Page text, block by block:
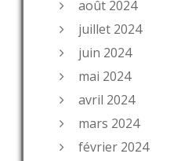
août 2024
juillet 2024
juin 2024
mai 2024
avril 2024
mars 2024
février 2024